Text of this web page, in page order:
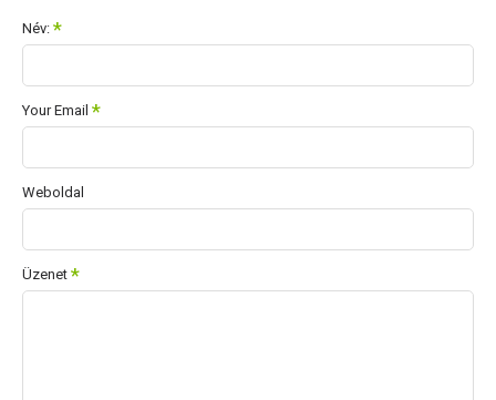
Név:
Your Email
Weboldal
Üzenet